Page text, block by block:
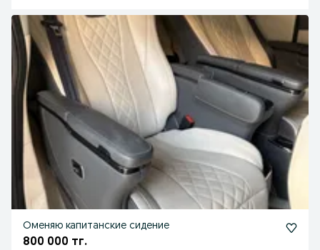
Оменяю капитанские сидение
800 000 тг.